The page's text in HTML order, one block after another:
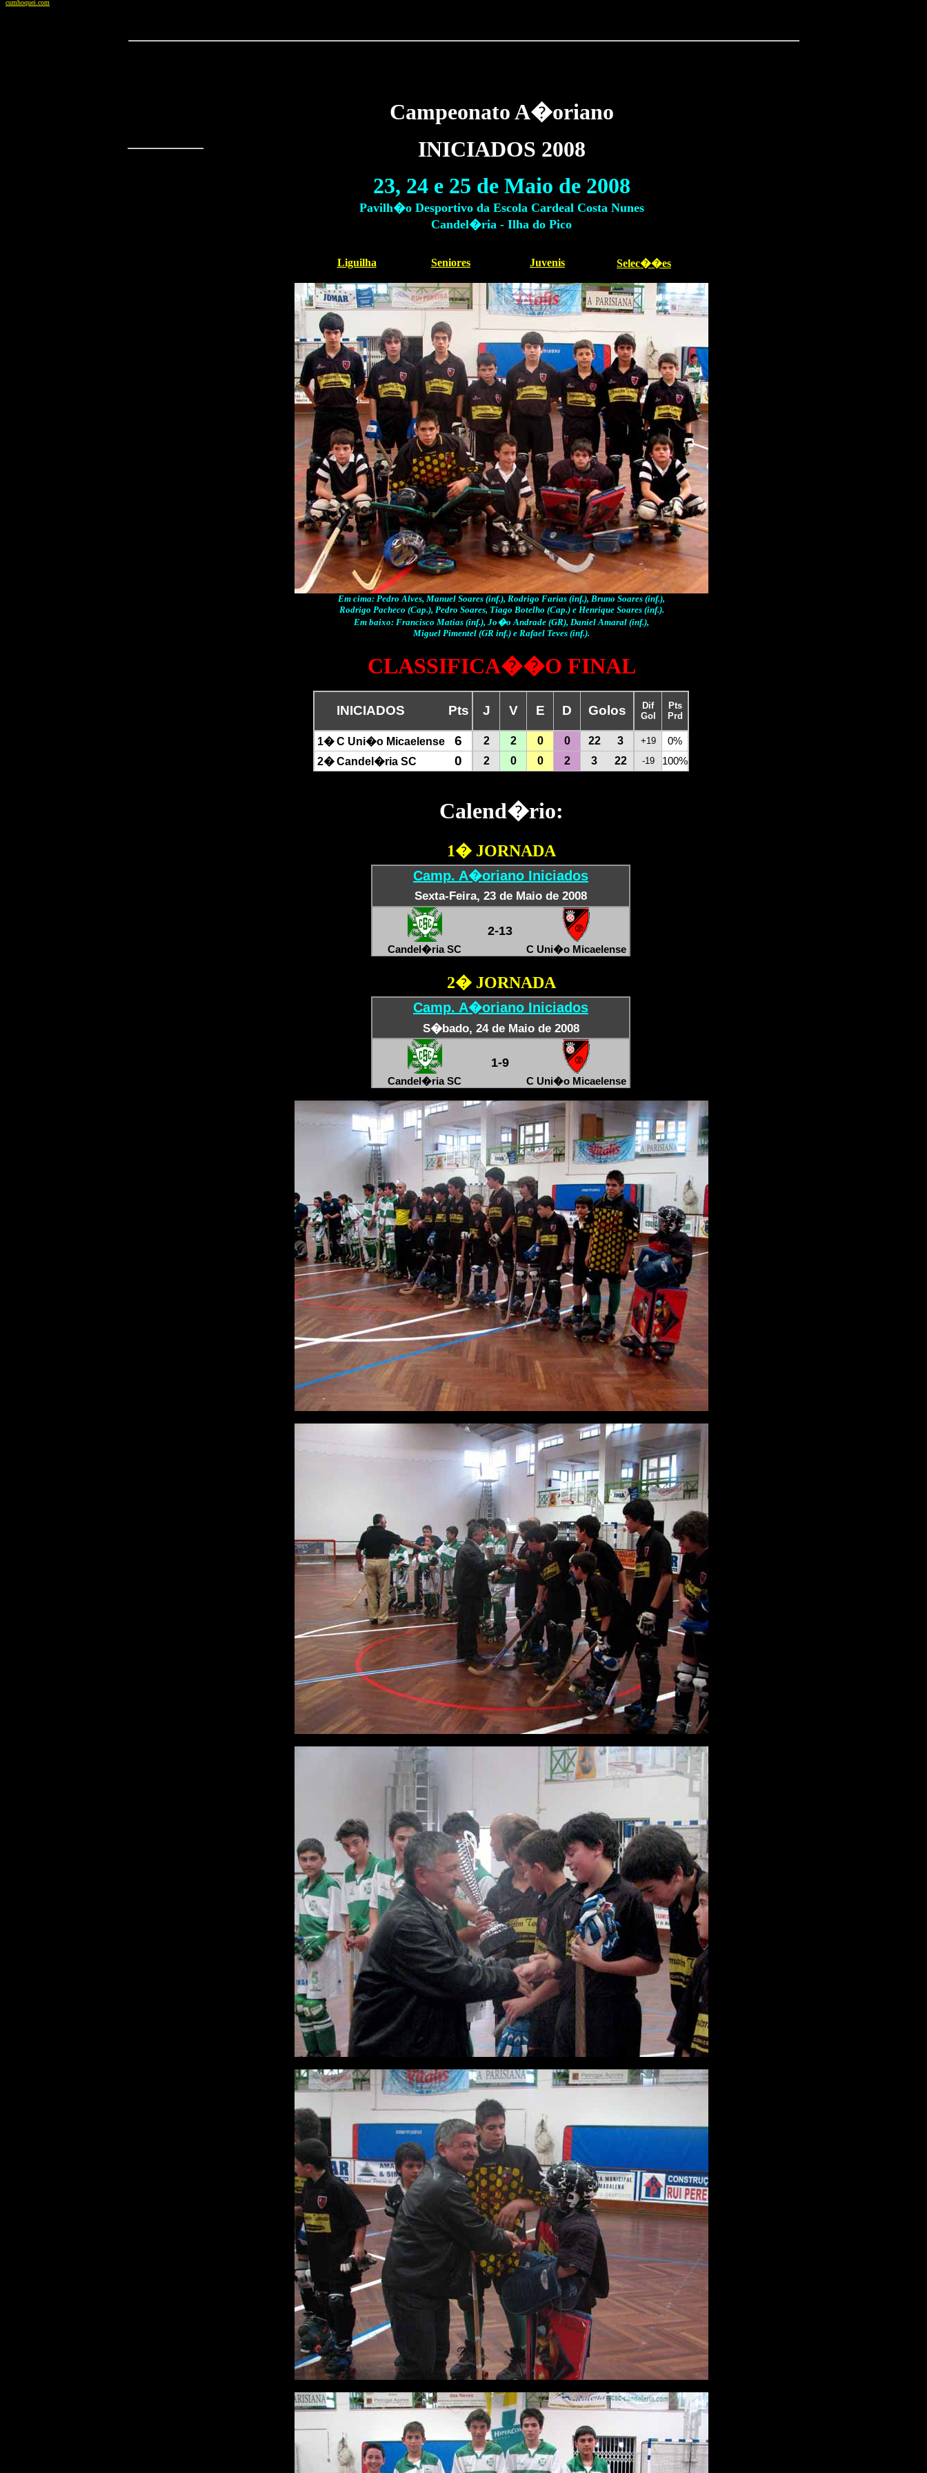
cumhoquei.com
Campeonato A�oriano
INICIADOS 2008
23, 24 e 25 de Maio de 2008
Pavilh�o Desportivo da Escola Cardeal Costa Nunes
Candel�ria - Ilha do Pico
Liguilha Seniores Juvenis Selec��es
Em cima: Pedro Alves, Manuel Soares (inf.), Rodrigo Farias (inf.), Bruno Soares (inf.),
Rodrigo Pacheco (Cap.), Pedro Soares, Tiago Botelho (Cap.) e Henrique Soares (inf.).
Em baixo: Francisco Matias (inf.), Jo�o Andrade (GR), Daniel Amaral (inf.),
Miguel Pimentel (GR inf.) e Rafael Teves (inf.).
CLASSIFICA��O FINAL
INICIADOS Pts J V E D Golos
Dif
Gol
Pts
Prd
1� C Uni�o Micaelense 6 2 2 0 0 22 3 +19 0%
2� Candel�ria SC 0 2 0 0 2 3 22 -19 100%
Calend�rio:
1� JORNADA
Camp. A�oriano Iniciados
Sexta-Feira, 23 de Maio de 2008
Candel�ria SC
2-13
C Uni�o Micaelense
2� JORNADA
Camp. A�oriano Iniciados
S�bado, 24 de Maio de 2008
Candel�ria SC
1-9
C Uni�o Micaelense